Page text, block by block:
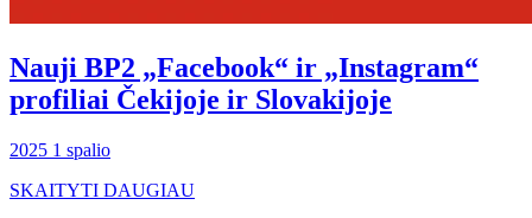
Nauji BP2 „Facebook“ ir „Instagram“
profiliai Čekijoje ir Slovakijoje
2025 1 spalio
SKAITYTI DAUGIAU